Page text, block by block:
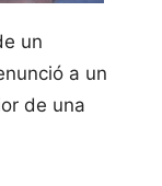
un
a un
de una